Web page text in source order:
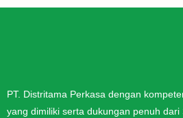
PT. Distritama Perkasa dengan
yang dimiliki serta dukungan penuh